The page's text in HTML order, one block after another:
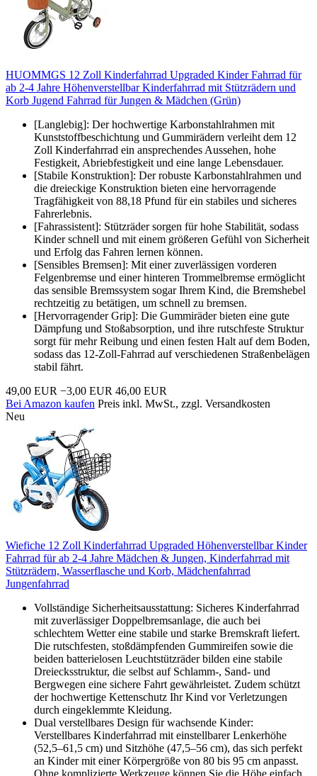
HUOMMGS 12 Zoll Kinderfahrrad Upgraded Kinder Fahrrad für
ab 2-4 Jahre Höhenverstellbar Kinderfahrrad mit Stützrädern und
Korb Jugend Fahrrad für Jungen & Mädchen (Grün)
[Langlebig]: Der hochwertige Karbonstahlrahmen mit
Kunststoffbeschichtung und Gummirädern verleiht dem 12
Zoll Kinderfahrrad ein ansprechendes Aussehen, hohe
Festigkeit, Abriebfestigkeit und eine lange Lebensdauer.
[Stabile Konstruktion]: Der robuste Karbonstahlrahmen und
die dreieckige Konstruktion bieten eine hervorragende
Tragfähigkeit von 88,18 Pfund für ein stabiles und sicheres
Fahrerlebnis.
[Fahrassistent]: Stützräder sorgen für hohe Stabilität, sodass
Kinder schnell und mit einem größeren Gefühl von Sicherheit
und Erfolg das Fahren lernen können.
[Sensibles Bremsen]: Mit einer zuverlässigen vorderen
Felgenbremse und einer hinteren Trommelbremse ermöglicht
das sensible Bremssystem sogar Ihrem Kind, die Bremshebel
rechtzeitig zu betätigen, um schnell zu bremsen.
[Hervorragender Grip]: Die Gummiräder bieten eine gute
Dämpfung und Stoßabsorption, und ihre rutschfeste Struktur
sorgt für mehr Reibung und einen festen Halt auf dem Boden,
sodass das 12-Zoll-Fahrrad auf verschiedenen Straßenbelägen
stabil fährt.
49,00 EUR −3,00 EUR 46,00 EUR
Bei Amazon kaufen Preis inkl. MwSt., zzgl. Versandkosten
Neu
Wiefiche 12 Zoll Kinderfahrrad Upgraded Höhenverstellbar Kinder
Fahrrad für ab 2-4 Jahre Mädchen & Jungen, Kinderfahrrad mit
Stützrädern, Wasserflasche und Korb, Mädchenfahrrad
Jungenfahrrad
Vollständige Sicherheitsausstattung: Sicheres Kinderfahrrad
mit zuverlässiger Doppelbremsanlage, die auch bei
schlechtem Wetter eine stabile und starke Bremskraft liefert.
Die rutschfesten, stoßdämpfenden Gummireifen sowie die
beiden batterielosen Leuchtstützräder bilden eine stabile
Dreiecksstruktur, die selbst auf Schlamm-, Sand- und
Bergwegen eine sichere Fahrt gewährleistet. Zudem schützt
der hochwertige Kettenschutz Ihr Kind vor Verletzungen
durch eingeklemmte Kleidung.
Dual verstellbares Design für wachsende Kinder:
Verstellbares Kinderfahrrad mit einstellbarer Lenkerhöhe
(52,5–61,5 cm) und Sitzhöhe (47,5–56 cm), das sich perfekt
an Kinder mit einer Körpergröße von 80 bis 95 cm anpasst.